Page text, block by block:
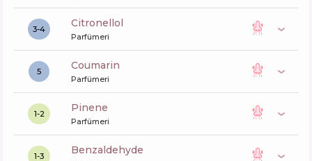
3-4 citronellol
Parfümeri
5 coumarin
Parfümeri
1-2 pinene
Parfümeri
1-3 benzaldehyde